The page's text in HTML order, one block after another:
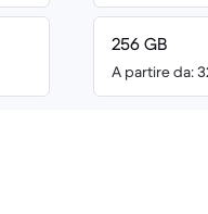
256 GB
A partire da: